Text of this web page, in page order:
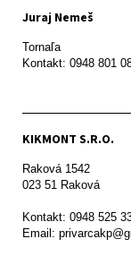
Juraj Nemeš
Tornaľa
Kontakt: 0948 801
KIKMONT S.R.O.
Raková 1542
023 51 Raková
Kontakt: 0948 525
Email: